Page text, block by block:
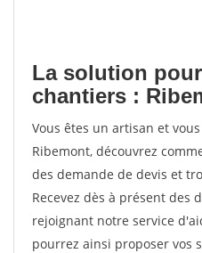
La solution
chantiers :
Vous êtes un artisan et
Ribemont, découvrez
des demande de devis et
Recevez dès à présent des
rejoignant notre service
pourrez ainsi proposer vos